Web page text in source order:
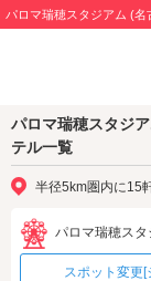
パロマ瑞穂スタジアム (
パロマ瑞穂スタジ
テル一覧
半径5km圏内に15
パロマ瑞穂ス
スポット変更[